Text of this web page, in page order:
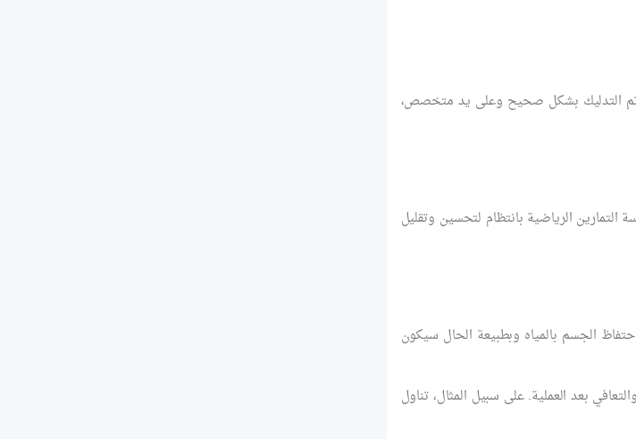
تم التدليك بشكل صحيح وعلى يد متخصص،
الرياضية بانتظام لتحسين وتقليل
الجسم بالمياه وبطبيعة الحال سيكون
بعد العملية. على سبيل المثال، تناول